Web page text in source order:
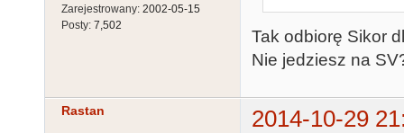
Zarejestrowany: 2002-05-15
Posty: 7,502
Tak odbiorę Sikor
Nie jedziesz na
Rastan 2014-10-29